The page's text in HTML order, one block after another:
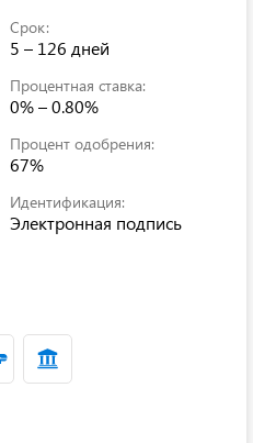
Срок:
5 – 126 дней
Процентная ставка:
0% – 0.80%
Процент одобрения:
67%
Идентификация:
Электронная подпись